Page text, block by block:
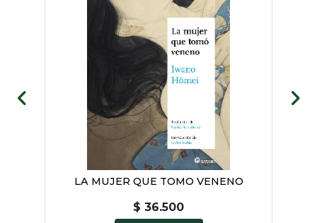
LA MUJER QUE TOMO VENENO
$ 36.500